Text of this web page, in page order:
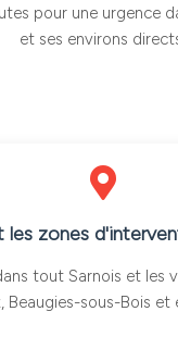
pour une urgence
et ses environs
les zones
tout Sarnois et les
Beaugies-sous-Bois et